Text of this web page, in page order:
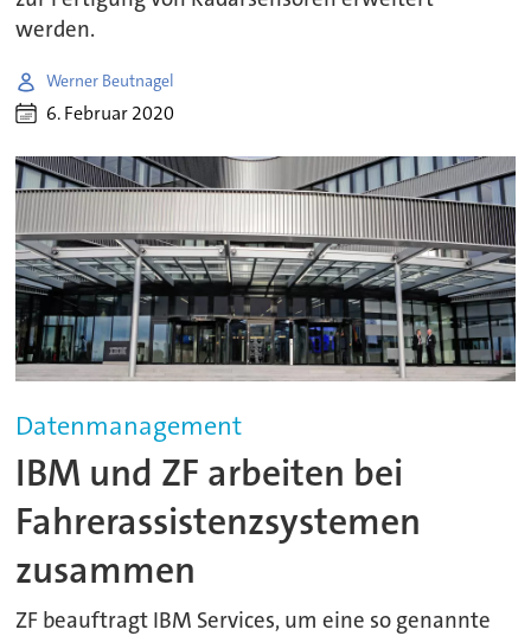
werden.
Werner Beutnagel
6. Februar 2020
Datenmanagement
IBM und ZF arbeiten bei
Fahrerassistenzsystemen
zusammen
ZF beauftragt IBM Services, um eine so genannte